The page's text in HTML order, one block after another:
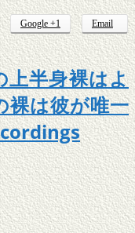
Google +1 Email
上半身裸はよ
裸は彼が唯一